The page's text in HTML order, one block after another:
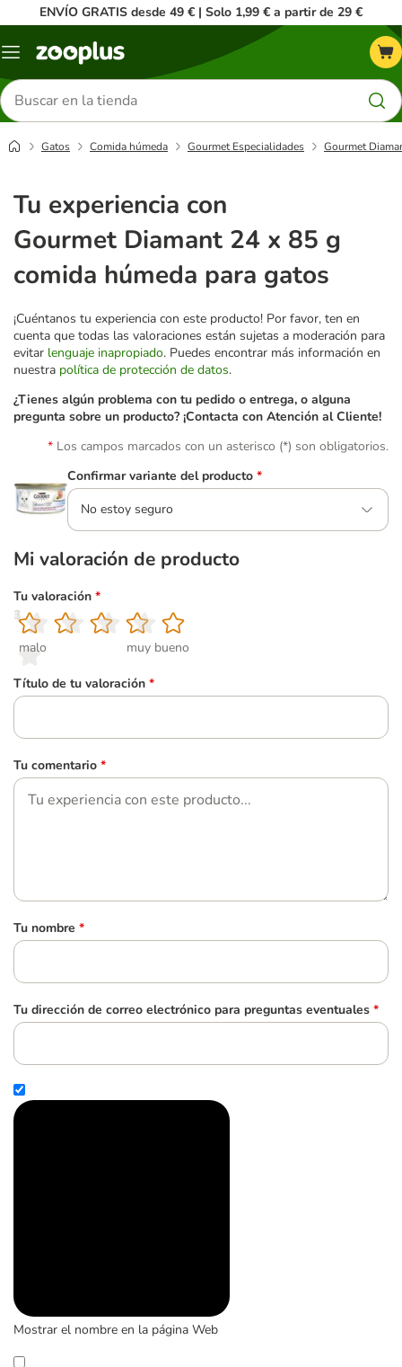
ENVÍO GRATIS desde 49 € | Solo 1,99 € a partir de 29 €
Menú
Buscar
productos
Gatos Comida húmeda Gourmet Especialidades Gourmet
Tu experiencia con
Gourmet Diamant 24 x 85 g
comida húmeda para gatos
¡Cuéntanos tu experiencia con este producto! Por favor, ten en
cuenta que todas las valoraciones están sujetas a moderación para
evitar lenguaje inapropiado. Puedes encontrar más información en
nuestra política de protección de datos.
¿Tienes algún problema con tu pedido o entrega, o alguna
pregunta sobre un producto? ¡Contacta con Atención al Cliente!
Los campos marcados con un asterisco (*) son obligatorios.
Confirmar variante del producto *
No estoy seguro
Mi valoración de producto
Tu valoración *
1
malo
2
3
4
5
muy bueno
Título de tu valoración *
Tu comentario *
Tu nombre *
Tu dirección de correo electrónico para preguntas eventuales *
Mostrar el nombre en la página Web